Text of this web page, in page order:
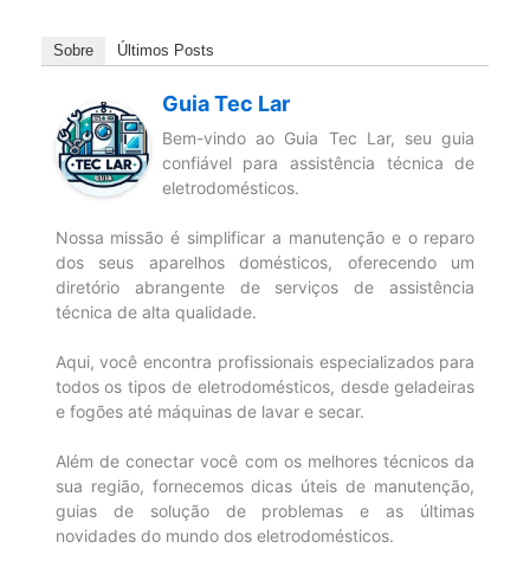
Sobre Últimos Posts
Guia Tec Lar
Bem-vindo ao Guia Tec Lar, seu guia
confiável para assistência técnica de
eletrodomésticos.
Nossa missão é simplificar a manutenção e o reparo
dos seus aparelhos domésticos, oferecendo um
diretório abrangente de serviços de assistência
técnica de alta qualidade.
Aqui, você encontra profissionais especializados para
todos os tipos de eletrodomésticos, desde geladeiras
e fogões até máquinas de lavar e secar.
Além de conectar você com os melhores técnicos da
sua região, fornecemos dicas úteis de manutenção,
guias de solução de problemas e as últimas
novidades do mundo dos eletrodomésticos.